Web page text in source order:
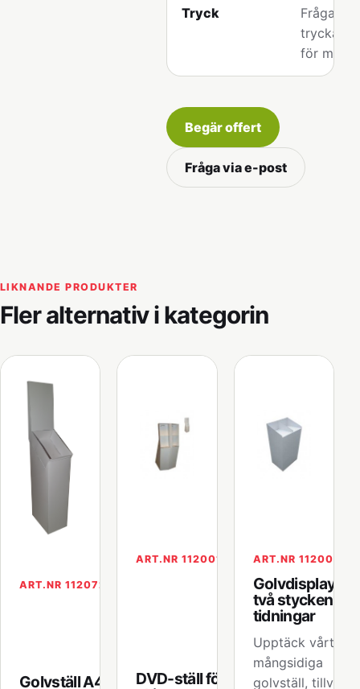
Tryck
Fråga
för
Begär offert
Fråga via e-post
LIKNANDE PRODUKTER
Fler alternativ i kategorin
ART.NR 112072
Golvställ A4 med
ART.NR 112001
DVD-ställ för 32
ART.NR 112004
Golvdisplay för
två stycken A4
tidningar
Upptäck vårt
mångsidiga
golvställ,